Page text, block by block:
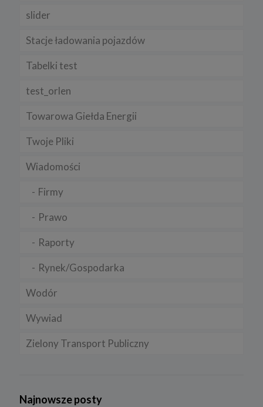
slider
Stacje ładowania pojazdów
Tabelki test
test_orlen
Towarowa Giełda Energii
Twoje Pliki
Wiadomości
Firmy
Prawo
Raporty
Rynek/Gospodarka
Wodór
Wywiad
Zielony Transport Publiczny
Najnowsze posty